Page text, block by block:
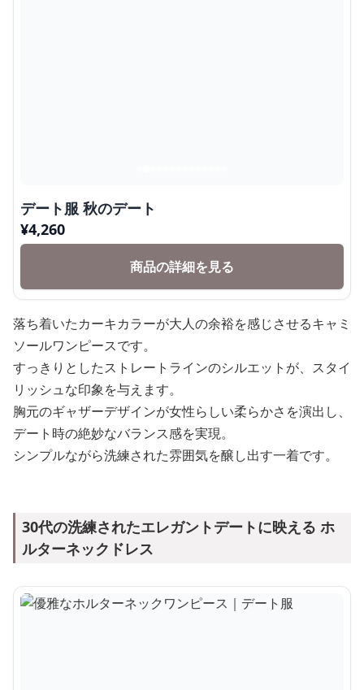
デート服 秋のデート
¥4,260
商品の詳細を見る
落ち着いたカーキカラーが大人の余裕を感じさせるキャミ
ソールワンピースです。
すっきりとしたストレートラインのシルエットが、スタイ
リッシュな印象を与えます。
胸元のギャザーデザインが女性らしい柔らかさを演出し、
デート時の絶妙なバランス感を実現。
シンプルながら洗練された雰囲気を醸し出す一着です。
30代の洗練されたエレガントデートに映える ホ
ルターネックドレス